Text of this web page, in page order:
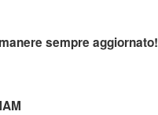
sempre aggiornato!